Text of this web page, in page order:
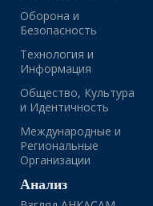
Оборона и
Безопасность
Технология и
Информация
Общество, Культура
и Идентичность
Международные и
Региональные
Организации
Анализ